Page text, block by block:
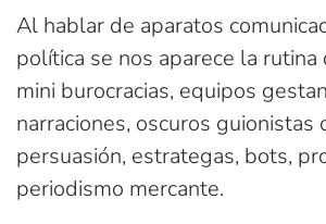
Al hablar de aparatos
política se nos aparece la rutina
mini burocracias, equipos
narraciones, oscuros guionistas
persuasión, estrategas, bots,
periodismo mercante.